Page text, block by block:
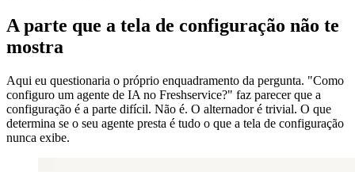
A parte que a tela de configuração não te
mostra
Aqui eu questionaria o próprio enquadramento da pergunta. "Como
configuro um agente de IA no Freshservice?" faz parecer que a
configuração é a parte difícil. Não é. O alternador é trivial. O que
determina se o seu agente presta é tudo o que a tela de configuração
nunca exibe.